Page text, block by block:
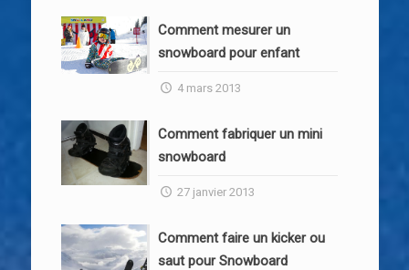
Comment mesurer un
snowboard pour enfant
4 mars 2013
Comment fabriquer un mini
snowboard
27 janvier 2013
Comment faire un kicker ou
saut pour Snowboard